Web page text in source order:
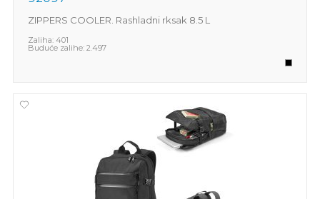
ZIPPERS COOLER. Rashladni rksak 8.5 L
Zaliha: 401
Buduće zalihe: 2.497